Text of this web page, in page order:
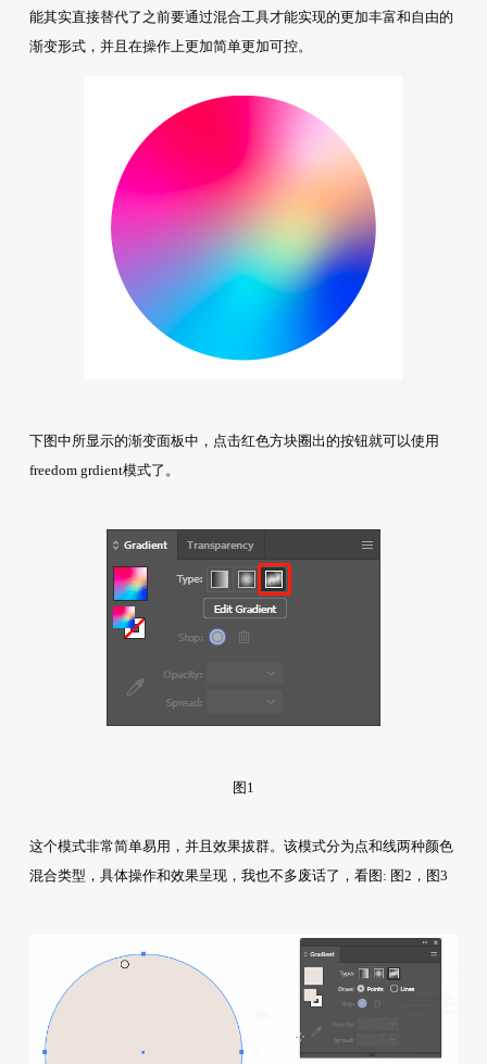
能其实直接替代了之前要通过混合工具才能实现的更加丰富和自由的
渐变形式，并且在操作上更加简单更加可控。
下图中所显示的渐变面板中，点击红色方块圈出的按钮就可以使用
freedom grdient模式了。
图1
这个模式非常简单易用，并且效果拔群。该模式分为点和线两种颜色
混合类型，具体操作和效果呈现，我也不多废话了，看图: 图2，图3